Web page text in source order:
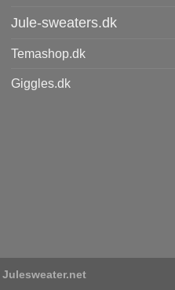
Jule-sweaters.dk
Temashop.dk
Giggles.dk
Julesweater.net